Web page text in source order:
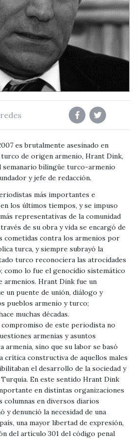
es brutalmente asesinado en
de origen armenio, Hrant Dink,
semanario bilingüe turco-armenio
y jefe de redacción.
más importantes e
los últimos tiempos, y se impuso
representativas de la comunidad
de su obra y vida se encargó de
cometidas contra los armenios por
turca, y siempre subrayó la
turco reconociera las atrocidades
como lo fue el genocidio sistemático
armenios. Hrant Dink fue un
un puente de unión, diálogo y
pueblos armenio y turco;
muchas décadas.
de este periodista no
armenias y asuntos
armenia, sino que su labor se basó
crítica constructiva de aquellos males
el desarrollo de la sociedad y
En este sentido Hrant Dink
en distintas organizaciones
columnas en diversos diarios
y denunció la necesidad de una
una mayor libertad de expresión,
del artículo 301 del código penal